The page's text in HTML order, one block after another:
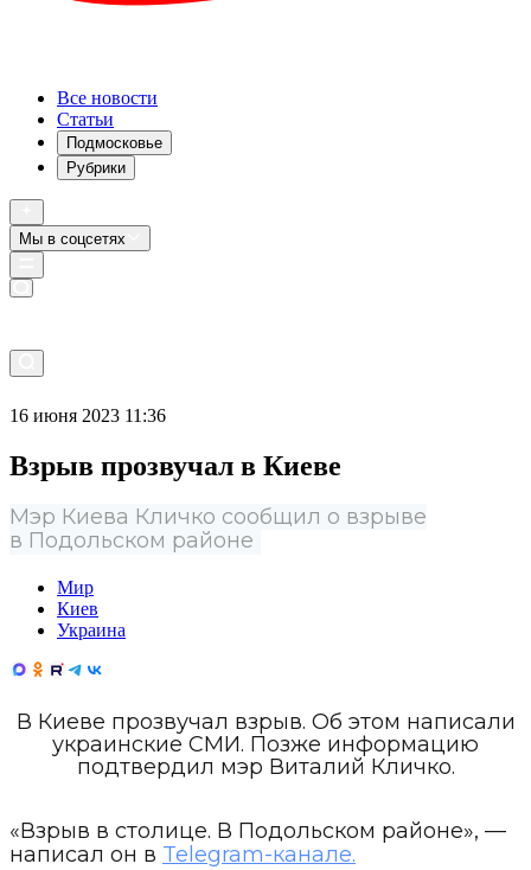
Все новости
Статьи
Подмосковье
Рубрики
Мы в соцсетях
16 июня 2023 11:36
Взрыв прозвучал в Киеве
Мэр Киева Кличко сообщил о взрыве
в Подольском районе
Мир
Киев
Украина
В Киеве прозвучал взрыв. Об этом написали
украинские СМИ. Позже информацию
подтвердил мэр Виталий Кличко.
«Взрыв в столице. В Подольском районе», —
написал он в Telegram-канале.